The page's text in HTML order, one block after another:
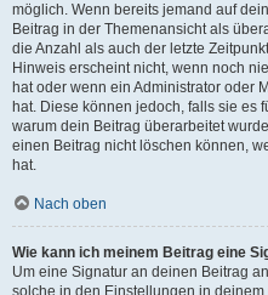
möglich. Wenn bereits jemand auf
Beitrag in der Themenansicht als
die Anzahl als auch der letzte
Hinweis erscheint nicht, wenn noch
hat oder wenn ein Administrator oder
hat. Diese können jedoch, falls sie es
warum dein Beitrag überarbeitet
einen Beitrag nicht löschen können,
hat.
Nach oben
Wie kann ich meinem Beitrag eine
Um eine Signatur an deinen Beitrag
solche in den Einstellungen in